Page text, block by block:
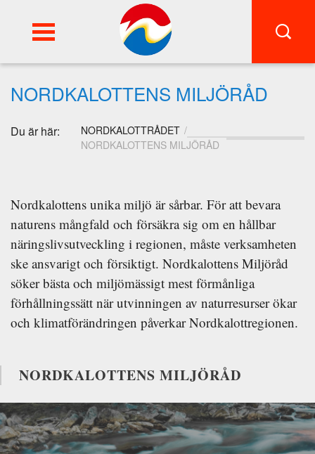
SWE
NORDKALOTTENS MILJÖRÅD
Du är här:
NORDKALOTTRÅDET
NORDKALOTTENS MILJÖRÅD
Nordkalottens unika miljö är sårbar. För att bevara
naturens mångfald och försäkra sig om en hållbar
näringslivsutveckling i regionen, måste verksamheten
ske ansvarigt och försiktigt. Nordkalottens Miljöråd
söker bästa och miljömässigt mest förmånliga
förhållningssätt när utvinningen av naturresurser ökar
och klimatförändringen påverkar Nordkalottregionen.
NORDKALOTTENS MILJÖRÅD